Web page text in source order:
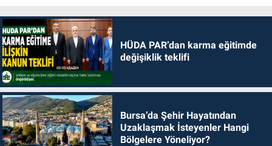
HÜDA PAR’dan karma eğitimde
değişiklik teklifi
Bursa’da Şehir Hayatından
Uzaklaşmak İsteyenler Hangi
Bölgelere Yöneliyor?